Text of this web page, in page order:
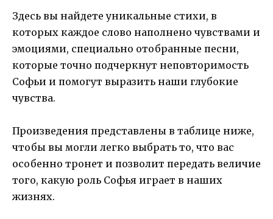
Здесь вы найдете уникальные стихи, в
которых каждое слово наполнено чувствами и
эмоциями, специально отобранные песни,
которые точно подчеркнут неповторимость
Софьи и помогут выразить наши глубокие
чувства.
Произведения представлены в таблице ниже,
чтобы вы могли легко выбрать то, что вас
особенно тронет и позволит передать величие
того, какую роль Софья играет в наших
жизнях.